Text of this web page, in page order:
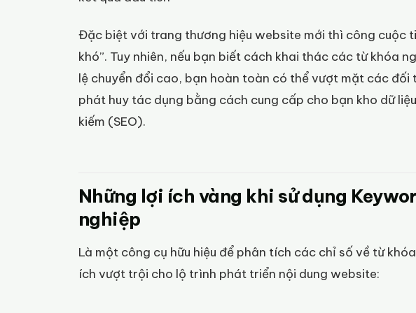
Đặc biệt với trang thương hiệu website mới thì công cuộc
khó”. Tuy nhiên, nếu bạn biết cách khai thác các từ khóa
lệ chuyển đổi cao, bạn hoàn toàn có thể vượt mặt các đối
phát huy tác dụng bằng cách cung cấp cho bạn kho dữ
kiếm (SEO).
Những lợi ích vàng khi sử dụng
nghiệp
Là một công cụ hữu hiệu để phân tích các chỉ số về từ
ích vượt trội cho lộ trình phát triển nội dung website: